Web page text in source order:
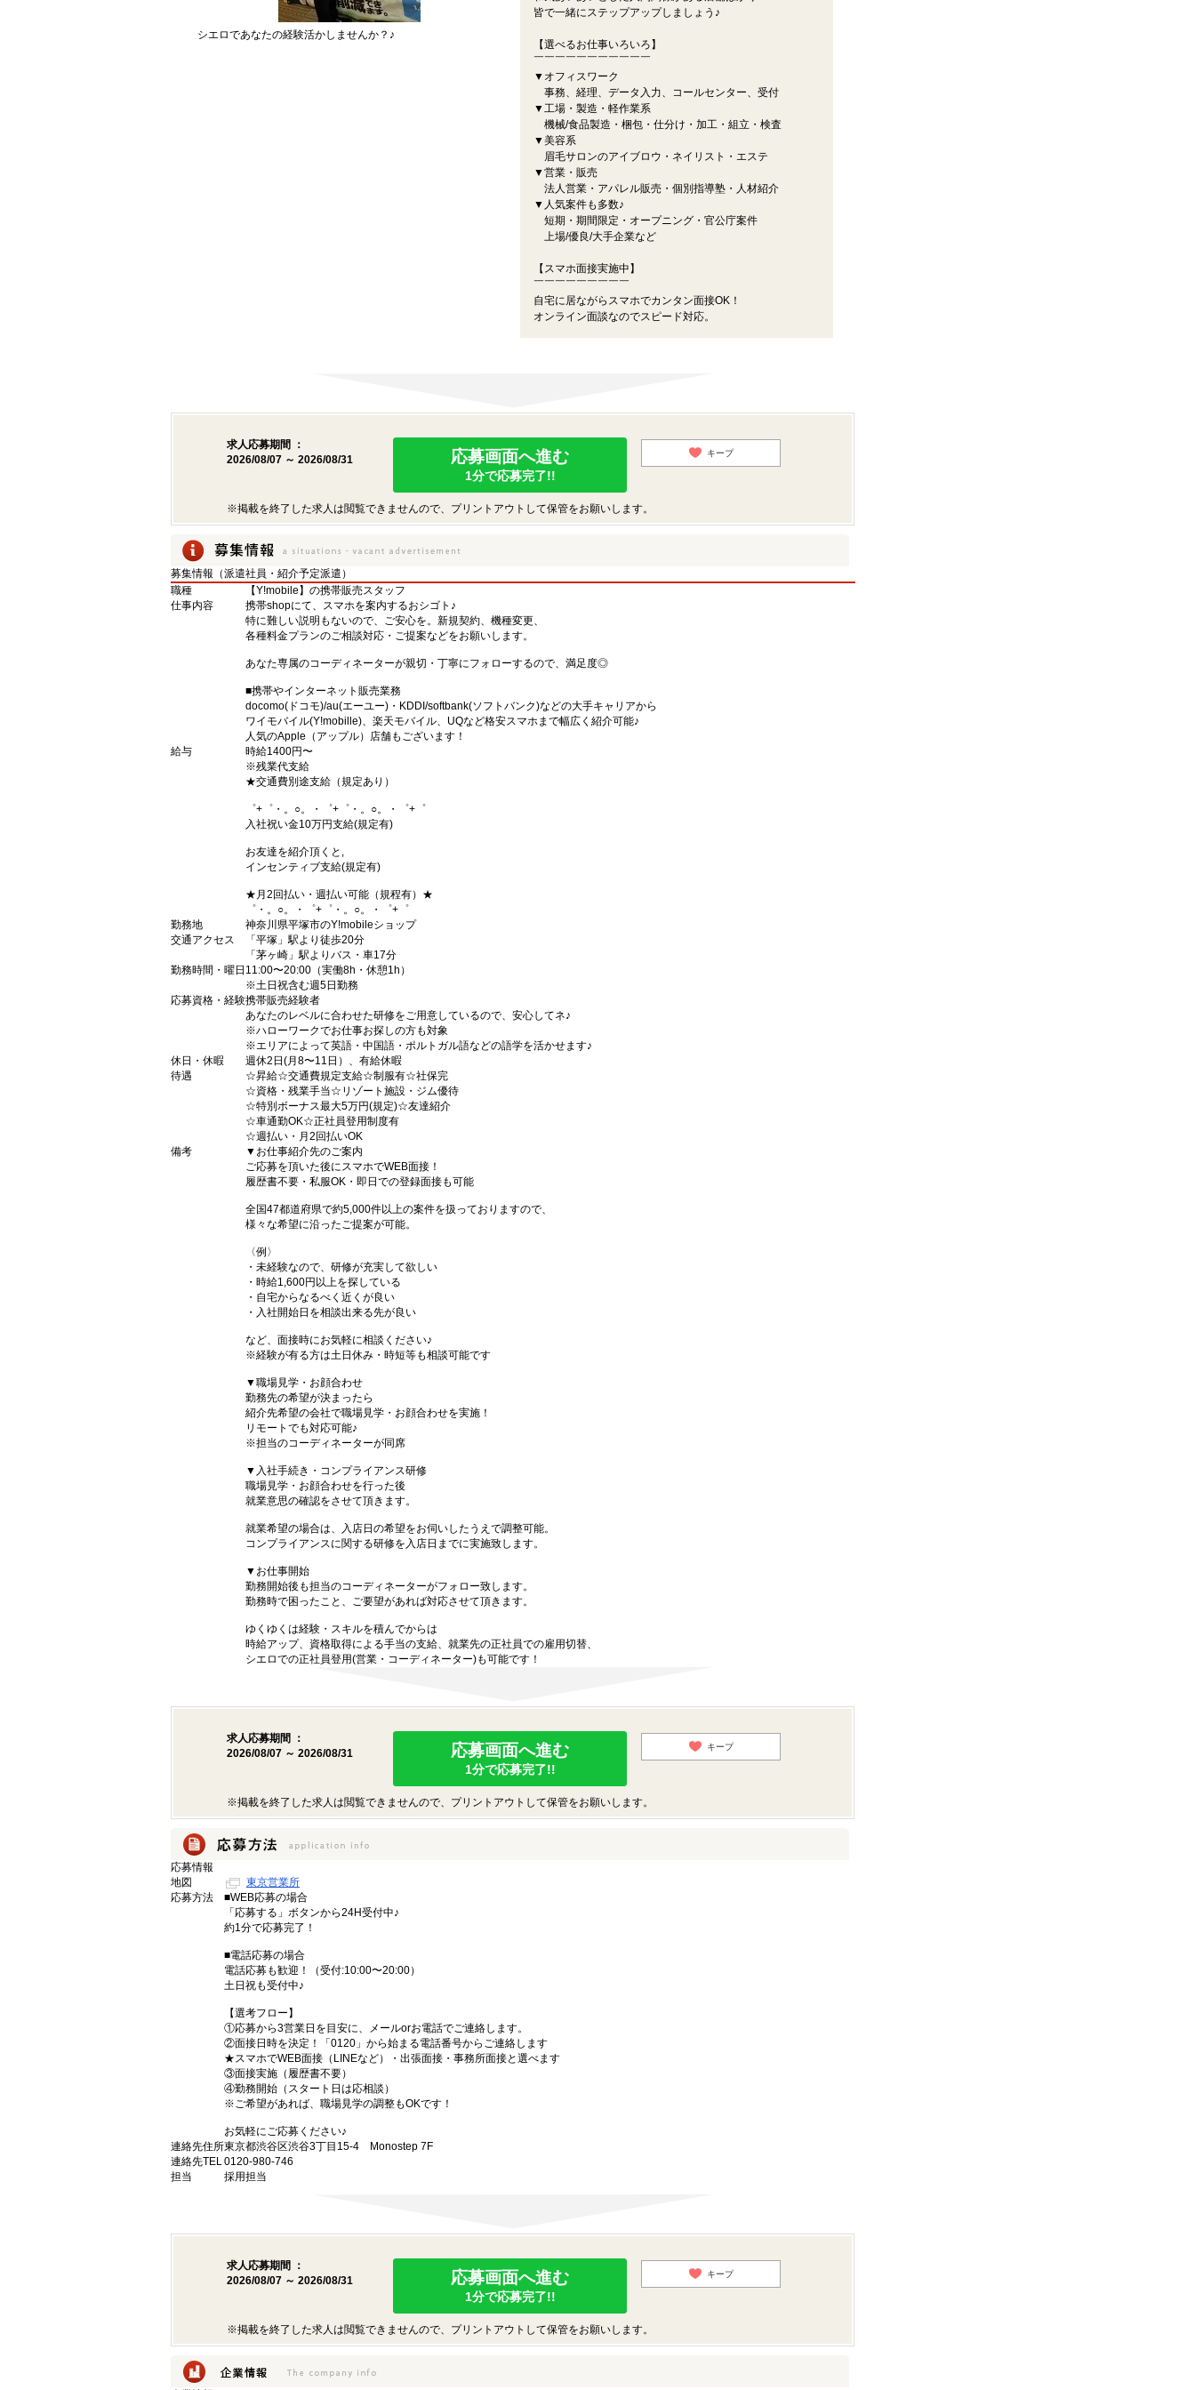
シエロであなたの経験活かしませんか？♪
皆で一緒にステップアップしましょう♪
【選べるお仕事いろいろ】
￣￣￣￣￣￣￣￣￣￣￣
▼オフィスワーク
事務、経理、データ入力、コールセンター、受付
▼工場・製造・軽作業系
機械/食品製造・梱包・仕分け・加工・組立・検査
▼美容系
眉毛サロンのアイブロウ・ネイリスト・エステ
▼営業・販売
法人営業・アパレル販売・個別指導塾・人材紹介
▼人気案件も多数♪
短期・期間限定・オープニング・官公庁案件
上場/優良/大手企業など
【スマホ面接実施中】
￣￣￣￣￣￣￣￣￣
自宅に居ながらスマホでカンタン面接OK！
オンライン面談なのでスピード対応。
求人応募期間 ：
2026/08/07 ～ 2026/08/31
応募画面へ進む
1分で応募完了!!
キープ
※掲載を終了した求人は閲覧できませんので、プリントアウトして保管をお願いします。
募集情報（派遣社員・紹介予定派遣）
職種
【Y!mobile】の携帯販売スタッフ
仕事内容
携帯shopにて、スマホを案内するおシゴト♪
特に難しい説明もないので、ご安心を。新規契約、機種変更、
各種料金プランのご相談対応・ご提案などをお願いします。
あなた専属のコーディネーターが親切・丁寧にフォローするので、満足度◎
■携帯やインターネット販売業務
docomo(ドコモ)/au(エーユー)・KDDI/softbank(ソフトバンク)などの大手キャリアから
ワイモバイル(Y!mobille)、楽天モバイル、UQなど格安スマホまで幅広く紹介可能♪
人気のApple（アップル）店舗もございます！
給与
時給1400円〜
※残業代支給
★交通費別途支給（規定あり）
゜+゜・。○。・゜+゜・。○。・゜+゜
入社祝い金10万円支給(規定有)
お友達を紹介頂くと,
インセンティブ支給(規定有)
★月2回払い・週払い可能（規程有）★
゜・。○。・゜+゜・。○。・゜+゜
勤務地
神奈川県平塚市のY!mobileショップ
交通アクセス
「平塚」駅より徒歩20分
「茅ヶ崎」駅よりバス・車17分
勤務時間・曜日 11:00〜20:00（実働8h・休憩1h）
※土日祝含む週5日勤務
応募資格・経験携帯販売経験者
あなたのレベルに合わせた研修をご用意しているので、安心してネ♪
※ハローワークでお仕事お探しの方も対象
※エリアによって英語・中国語・ポルトガル語などの語学を活かせます♪
休日・休暇
週休2日(月8〜11日）、有給休暇
待遇
☆昇給☆交通費規定支給☆制服有☆社保完
☆資格・残業手当☆リゾート施設・ジム優待
☆特別ボーナス最大5万円(規定)☆友達紹介
☆車通勤OK☆正社員登用制度有
☆週払い・月2回払いOK
備考
▼お仕事紹介先のご案内
ご応募を頂いた後にスマホでWEB面接！
履歴書不要・私服OK・即日での登録面接も可能
全国47都道府県で約5,000件以上の案件を扱っておりますので、
様々な希望に沿ったご提案が可能。
〈例〉
・未経験なので、研修が充実して欲しい
・時給1,600円以上を探している
・自宅からなるべく近くが良い
・入社開始日を相談出来る先が良い
など、面接時にお気軽に相談ください♪
※経験が有る方は土日休み・時短等も相談可能です
▼職場見学・お顔合わせ
勤務先の希望が決まったら
紹介先希望の会社で職場見学・お顔合わせを実施！
リモートでも対応可能♪
※担当のコーディネーターが同席
▼入社手続き・コンプライアンス研修
職場見学・お顔合わせを行った後
就業意思の確認をさせて頂きます。
就業希望の場合は、入店日の希望をお伺いしたうえで調整可能。
コンプライアンスに関する研修を入店日までに実施致します。
▼お仕事開始
勤務開始後も担当のコーディネーターがフォロー致します。
勤務時で困ったこと、ご要望があれば対応させて頂きます。
ゆくゆくは経験・スキルを積んでからは
時給アップ、資格取得による手当の支給、就業先の正社員での雇用切替、
シエロでの正社員登用(営業・コーディネーター)も可能です！
求人応募期間 ：
2026/08/07 ～ 2026/08/31
応募画面へ進む
1分で応募完了!!
キープ
※掲載を終了した求人は閲覧できませんので、プリントアウトして保管をお願いします。
応募情報
地図
東京営業所
応募方法
■WEB応募の場合
「応募する」ボタンから24H受付中♪
約1分で応募完了！
■電話応募の場合
電話応募も歓迎！（受付:10:00〜20:00）
土日祝も受付中♪
【選考フロー】
①応募から3営業日を目安に、メールorお電話でご連絡します。
②面接日時を決定！「0120」から始まる電話番号からご連絡します
★スマホでWEB面接（LINEなど）・出張面接・事務所面接と選べます
③面接実施（履歴書不要）
④勤務開始（スタート日は応相談）
※ご希望があれば、職場見学の調整もOKです！
お気軽にご応募ください♪
連絡先住所東京都渋谷区渋谷3丁目15-4 Monostep 7F
連絡先TEL0120-980-746
担当
採用担当
求人応募期間 ：
2026/08/07 ～ 2026/08/31
応募画面へ進む
1分で応募完了!!
キープ
※掲載を終了した求人は閲覧できませんので、プリントアウトして保管をお願いします。